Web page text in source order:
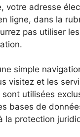
votre adresse
ligne, dans la
pas utiliser
simple
visitez et les
utilisées
bases de
la protection